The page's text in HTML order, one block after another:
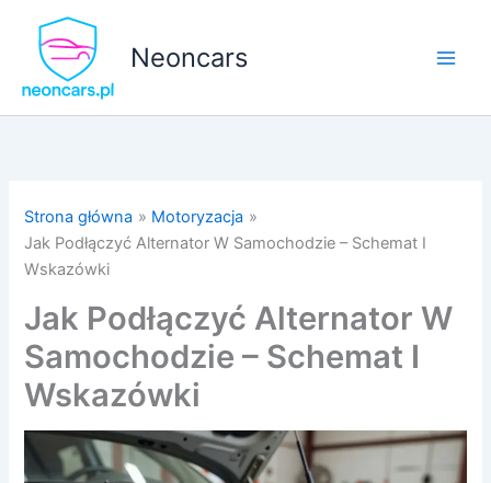
Neoncars
Strona główna
Motoryzacja
Jak Podłączyć Alternator W Samochodzie – Schemat I
Wskazówki
Jak Podłączyć Alternator W
Samochodzie – Schemat I
Wskazówki